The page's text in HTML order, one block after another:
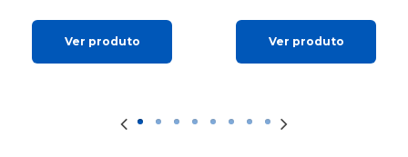
Ver produto Ver produto